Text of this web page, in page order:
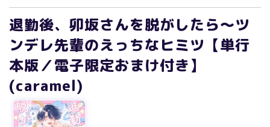
退勤後、卯坂さんを脱がしたら～ツ
ンデレ先輩のえっちなヒミツ【単行
本版／電子限定おまけ付き】
(caramel)